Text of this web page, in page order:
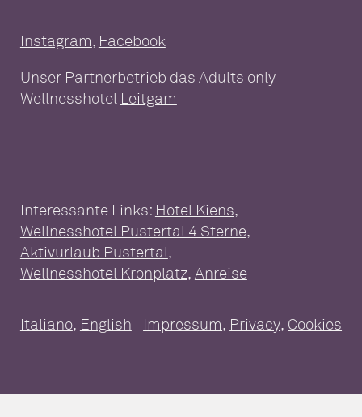
WELLNESSHOTEL FÜR DIE
Wellness im Überblick Pools
Saunawelt
Instagram, Facebook
Unser Partnerbetrieb das Adults only
Wellnesshotel Leitgam
Interessante Links: Hotel Kiens,
Wellnesshotel Pustertal 4 Sterne,
Aktivurlaub Pustertal,
Wellnesshotel Kronplatz, Anreise
Italiano, English Impressum, Privacy, Cookies